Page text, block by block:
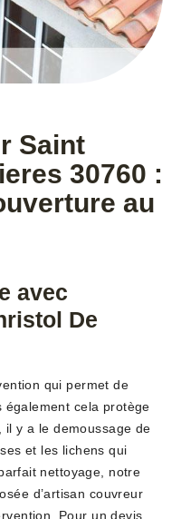
Saint
30760 :
au
avec
De
qui permet de
cela protège
il y a le demoussage de
et les lichens qui
nettoyage, notre
d’artisan couvreur
Pour un devis